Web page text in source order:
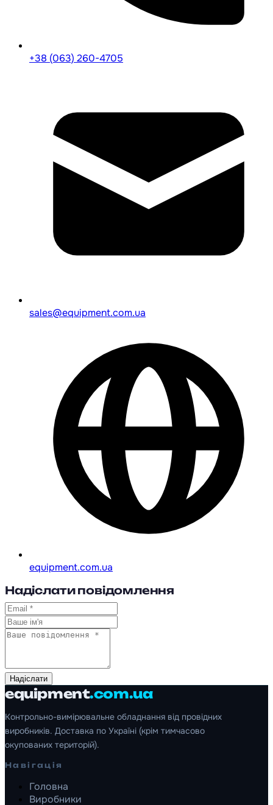
+38 (063) 260-4705
sales@equipment.com.ua
equipment.com.ua
Надіслати повідомлення
Надіслати
equipment.com.ua
Контрольно-вимірювальне обладнання від провідних
виробників. Доставка по Україні (крім тимчасово
окупованих територій).
Навігація
Головна
Виробники